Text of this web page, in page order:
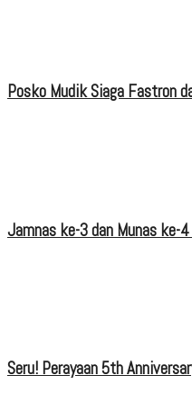
Posko Mudik Siaga Fastron
Jamnas ke-3 dan Munas ke-
Seru! Perayaan 5th